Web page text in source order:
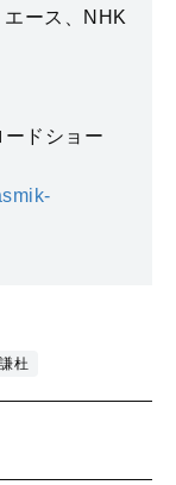
ース、NHK
ドショー
杜